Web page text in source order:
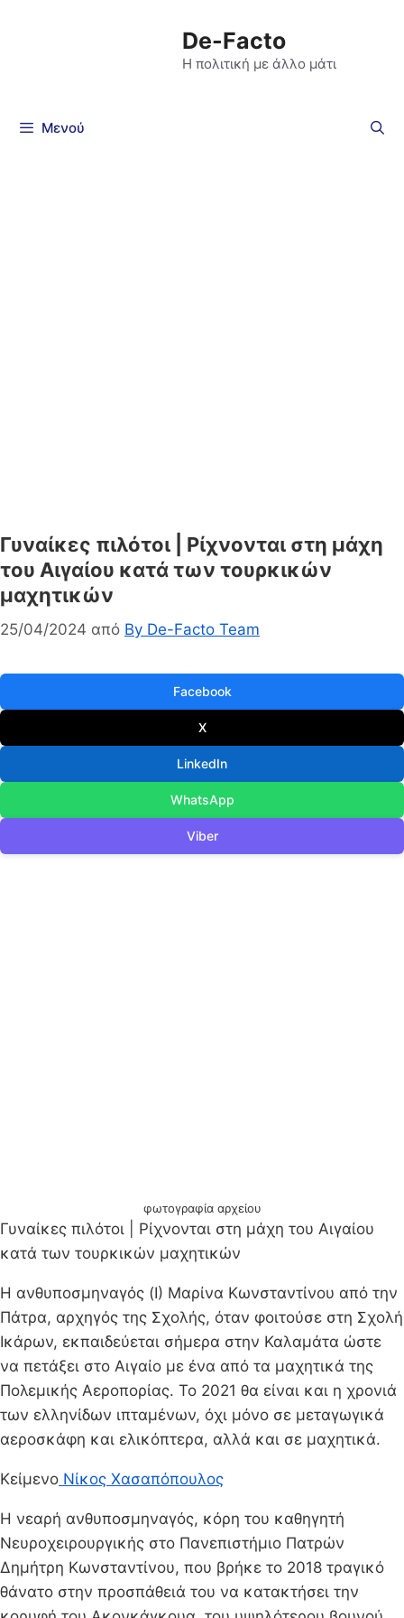
De-Facto
Η πολιτική με άλλο μάτι
Μενού
Γυναίκες πιλότοι | Ρίχνονται στη μάχη
του Αιγαίου κατά των τουρκικών
μαχητικών
25/04/2024 από By De-Facto Team
Facebook
X
LinkedIn
WhatsApp
Viber
φωτογραφία αρχείου
Γυναίκες πιλότοι | Ρίχνονται στη μάχη του Αιγαίου
κατά των τουρκικών μαχητικών
H ανθυποσμηναγός (Ι) Μαρίνα Κωνσταντίνου από την
Πάτρα, αρχηγός της Σχολής, όταν φοιτούσε στη Σχολή
Ικάρων, εκπαιδεύεται σήμερα στην Καλαμάτα ώστε
να πετάξει στο Αιγαίο με ένα από τα μαχητικά της
Πολεμικής Αεροπορίας. Το 2021 θα είναι και η χρονιά
των ελληνίδων ιπταμένων, όχι μόνο σε μεταγωγικά
αεροσκάφη και ελικόπτερα, αλλά και σε μαχητικά.
Kείμενο Νίκος Χασαπόπουλος
Η νεαρή ανθυποσμηναγός, κόρη του καθηγητή
Νευροχειρουργικής στο Πανεπιστήμιο Πατρών
Δημήτρη Κωνσταντίνου, που βρήκε το 2018 τραγικό
θάνατο στην προσπάθειά του να κατακτήσει την